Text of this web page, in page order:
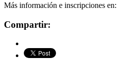
Más información e inscripciones en:
Compartir: